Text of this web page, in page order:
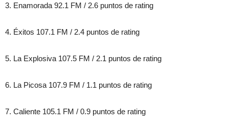
3. Enamorada 92.1 FM / 2.6 puntos de rating
4. Éxitos 107.1 FM / 2.4 puntos de rating
5. La Explosiva 107.5 FM / 2.1 puntos de rating
6. La Picosa 107.9 FM / 1.1 puntos de rating
7. Caliente 105.1 FM / 0.9 puntos de rating